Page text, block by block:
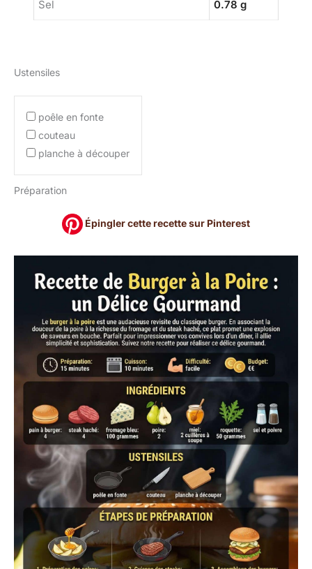
Sel 0.78 g
Ustensiles
poêle en fonte
couteau
planche à découper
Préparation
Épingler cette recette sur Pinterest